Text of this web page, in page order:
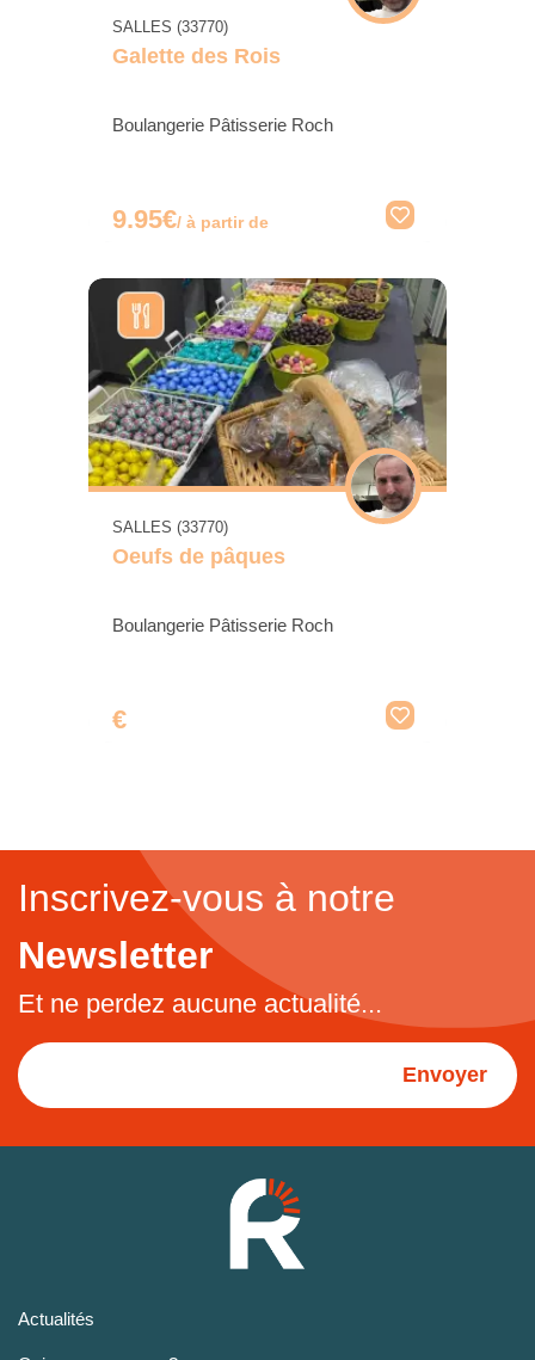
SALLES (33770)
Galette des Rois
Boulangerie Pâtisserie Roch
9.95€/ à partir de
SALLES (33770)
Oeufs de pâques
Boulangerie Pâtisserie Roch
€
Inscrivez-vous à notre
Newsletter
Et ne perdez aucune actualité...
Envoyer
Actualités